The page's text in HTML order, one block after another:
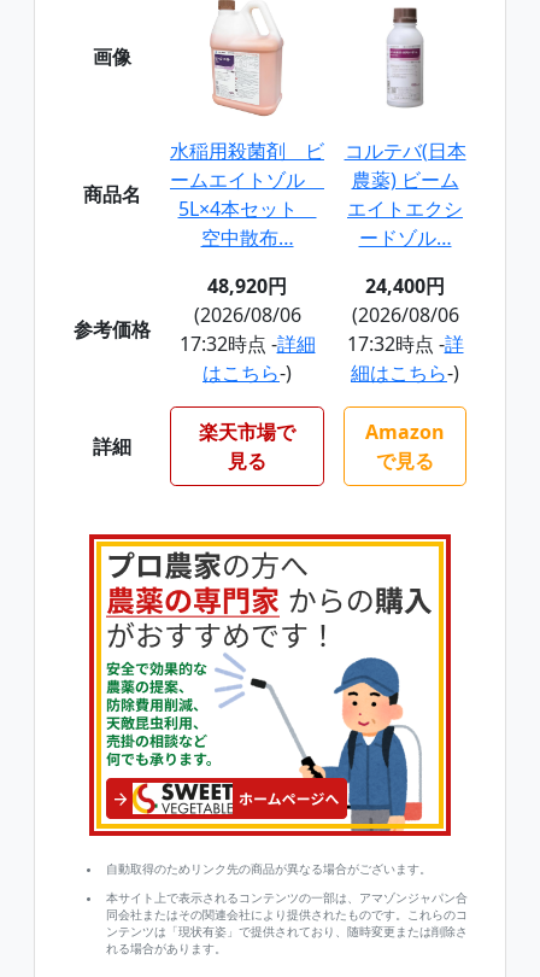
画像
商品名
水稲用殺菌剤 ビ
ームエイトゾル
5L×4本セット
空中散布…
コルテバ(日本
農薬) ビーム
エイトエクシ
ードゾル…
参考価格
48,920円
(2026/08/06
17:32時点 -詳細
はこちら-)
24,400円
(2026/08/06
17:32時点 -詳
細はこちら-)
詳細
楽天市場で
見る
Amazon
で見る
自動取得のためリンク先の商品が異なる場合がございます。
本サイト上で表示されるコンテンツの一部は、アマゾンジャパン合
同会社またはその関連会社により提供されたものです。これらのコ
ンテンツは「現状有姿」で提供されており、随時変更または削除さ
れる場合があります。